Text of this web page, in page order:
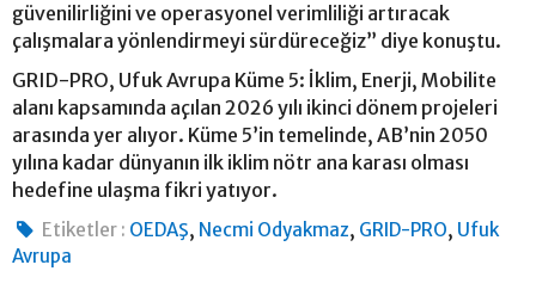
güvenilirliğini ve operasyonel verimliliği artıracak
çalışmalara yönlendirmeyi sürdüreceğiz” diye konuştu.
GRID-PRO, Ufuk Avrupa Küme 5: İklim, Enerji, Mobilite
alanı kapsamında açılan 2026 yılı ikinci dönem projeleri
arasında yer alıyor. Küme 5’in temelinde, AB’nin 2050
yılına kadar dünyanın ilk iklim nötr ana karası olması
hedefine ulaşma fikri yatıyor.
Etiketler : OEDAŞ, Necmi Odyakmaz, GRID-PRO, Ufuk
Avrupa